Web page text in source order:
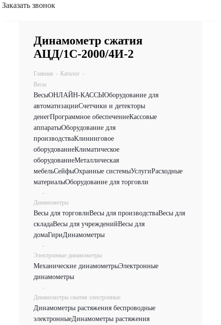
Заказать звонок
Динамометр сжатия
АЦД/1С-2000/4И-2
Главная - Каталог -
Весы
ВесыОНЛАЙН-КАССЫОборудование для
автоматизацииСчетчики и детекторы
денегПрограммное обеспечениеКассовые
аппаратыОборудование для
производстваКлининговое
оборудованиеКлиматическое
оборудованиеМеталлическая
мебельСейфыОхранные системыУслугиРасходные
материалыОборудование для торговли
-
Динамометры
Весы для торговлиВесы для производстваВесы для
складаВесы для учрежденийВесы для
домаГириДинамометры
-
Электронные динамометры
Механические динамометрыЭлектронные
динамометры
-
Динамометры сжатия электронные
Динамометры растяжения беспроводные
электронныеДинамометры растяжения